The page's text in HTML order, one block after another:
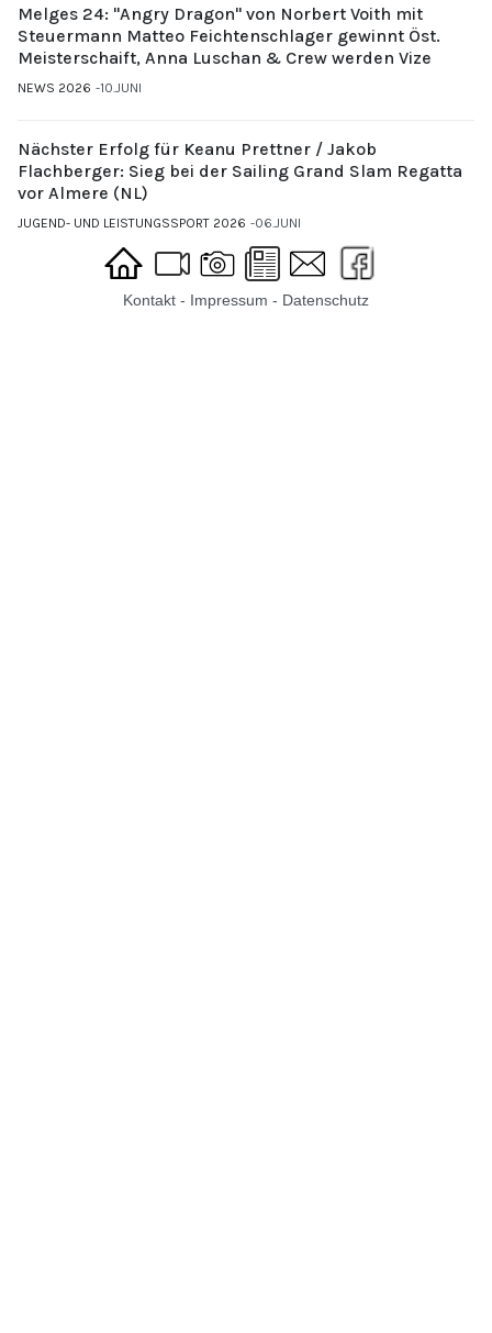
Melges 24: "Angry Dragon" von Norbert Voith mit
Steuermann Matteo Feichtenschlager gewinnt Öst.
Meisterschaift, Anna Luschan & Crew werden Vize
NEWS 2026 10.JUNI
Nächster Erfolg für Keanu Prettner / Jakob
Flachberger: Sieg bei der Sailing Grand Slam Regatta
vor Almere (NL)
JUGEND- UND LEISTUNGSSPORT 2026 06.JUNI
Kontakt - Impressum - Datenschutz